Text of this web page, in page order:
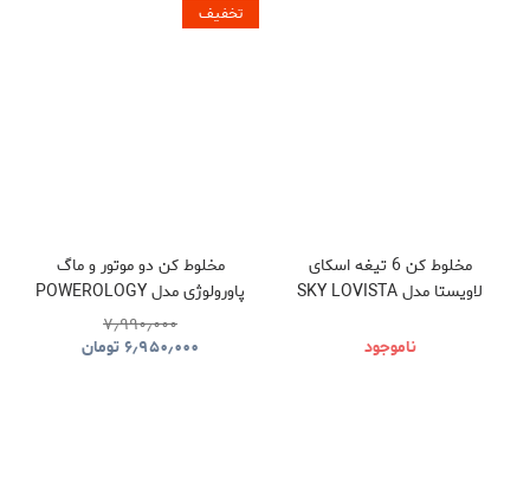
مخلوط کن 6 تیغه اسکای
لاویستا مدل SKY LOVISTA
ناموجود
تخفیف
مخلوط کن دو موتور و ماگ
پاورولوژی مدل POWEROLOGY
DOUMIX PWPB27
۷٫۹۹۰٫۰۰۰
۶٫۹۵۰٫۰۰۰تومان